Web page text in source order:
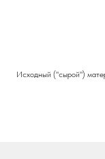
Исходный ("сырой")